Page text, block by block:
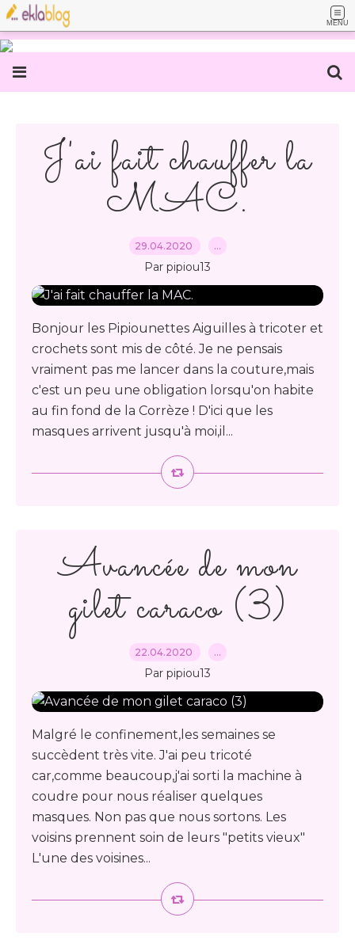
MENU
J'ai fait chauffer la
MAC.
29.04.2020 …
Par pipiou13
Bonjour les Pipiounettes Aiguilles à tricoter et
crochets sont mis de côté. Je ne pensais
vraiment pas me lancer dans la couture,mais
c'est un peu une obligation lorsqu'on habite
au fin fond de la Corrèze ! D'ici que les
masques arrivent jusqu'à moi,il...
Avancée de mon
gilet caraco (3)
22.04.2020 …
Par pipiou13
Malgré le confinement,les semaines se
succèdent très vite. J'ai peu tricoté
car,comme beaucoup,j'ai sorti la machine à
coudre pour nous réaliser quelques
masques. Non pas que nous sortons. Les
voisins prennent soin de leurs "petits vieux"
L'une des voisines...